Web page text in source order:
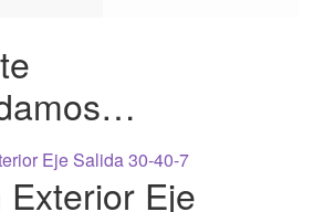
Exterior Eje